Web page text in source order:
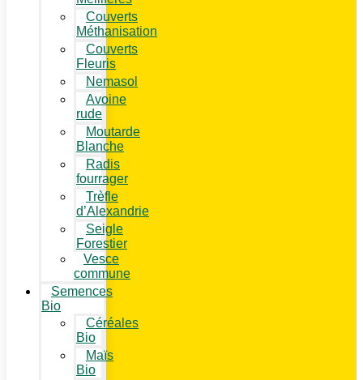
Couverts
Méthanisation
Couverts
Fleuris
Nemasol
Avoine
rude
Moutarde
Blanche
Radis
fourrager
Trèfle
d’Alexandrie
Seigle
Forestier
Vesce
commune
Semences
Bio
Céréales
Bio
Maïs
Bio